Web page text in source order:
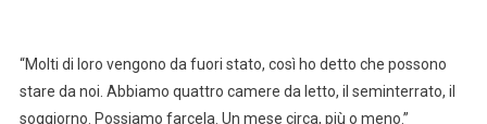
“Molti di loro vengono da fuori stato, così ho detto che possono
stare da noi. Abbiamo quattro camere da letto, il seminterrato, il
soggiorno. Possiamo farcela. Un mese circa, più o meno.”